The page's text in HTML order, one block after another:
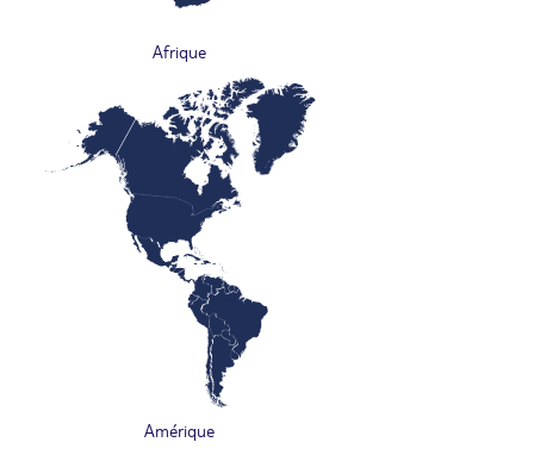
Afrique
Amérique